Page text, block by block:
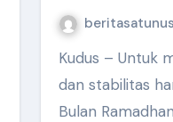
Distribusi
Kudus – Untuk memastikan ketersediaan
dan stabilitas
Bulan